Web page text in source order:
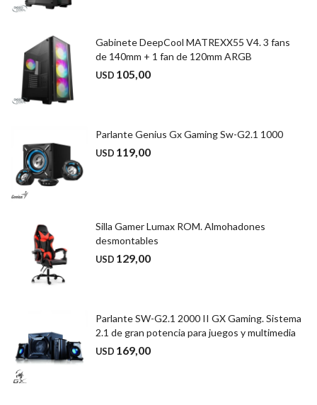
Gabinete DeepCool MATREXX55 V4. 3 fans
de 140mm + 1 fan de 120mm ARGB
USD 105,00
Parlante Genius Gx Gaming Sw-G2.1 1000
USD 119,00
Silla Gamer Lumax ROM. Almohadones
desmontables
USD 129,00
Parlante SW-G2.1 2000 II GX Gaming. Sistema
2.1 de gran potencia para juegos y multimedia
USD 169,00